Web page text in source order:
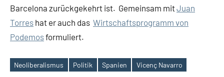
Barcelona zurückgekehrt ist. Gemeinsam mitJuan
Torres hat er auch das Wirtschaftsprogramm von
Podemosformuliert.
Schlagwörter
Neoliberalismus Politik Spanien Vicenç Navarro